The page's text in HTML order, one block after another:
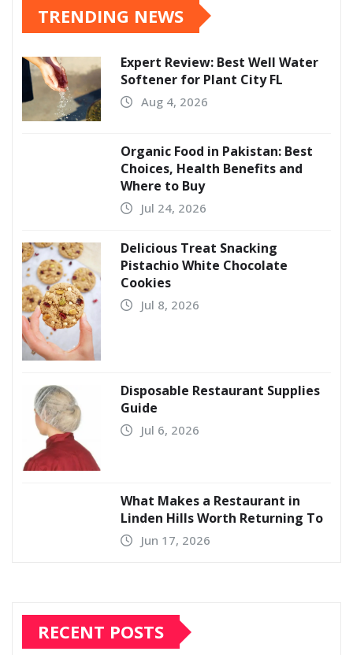
TRENDING NEWS
Expert Review: Best Well Water
Softener for Plant City FL
Aug 4, 2026
Organic Food in Pakistan: Best
Choices, Health Benefits and
Where to Buy
Jul 24, 2026
Delicious Treat Snacking
Pistachio White Chocolate
Cookies
Jul 8, 2026
Disposable Restaurant Supplies
Guide
Jul 6, 2026
What Makes a Restaurant in
Linden Hills Worth Returning To
Jun 17, 2026
RECENT POSTS